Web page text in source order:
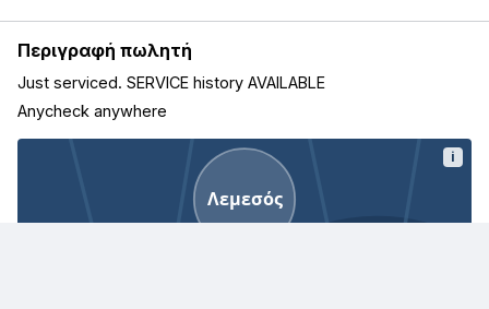
Περιγραφή πωλητή
Just serviced. SERVICE history AVAILABLE
Anycheck anywhere
Λεμεσός
i